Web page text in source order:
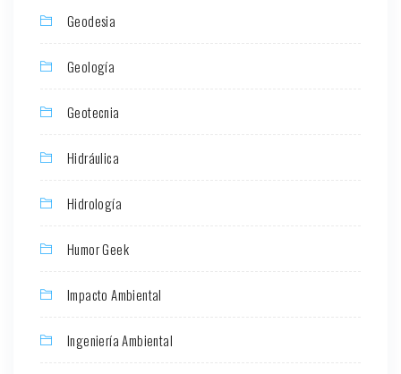
Geodesia
Geología
Geotecnia
Hidráulica
Hidrología
Humor Geek
Impacto Ambiental
Ingeniería Ambiental